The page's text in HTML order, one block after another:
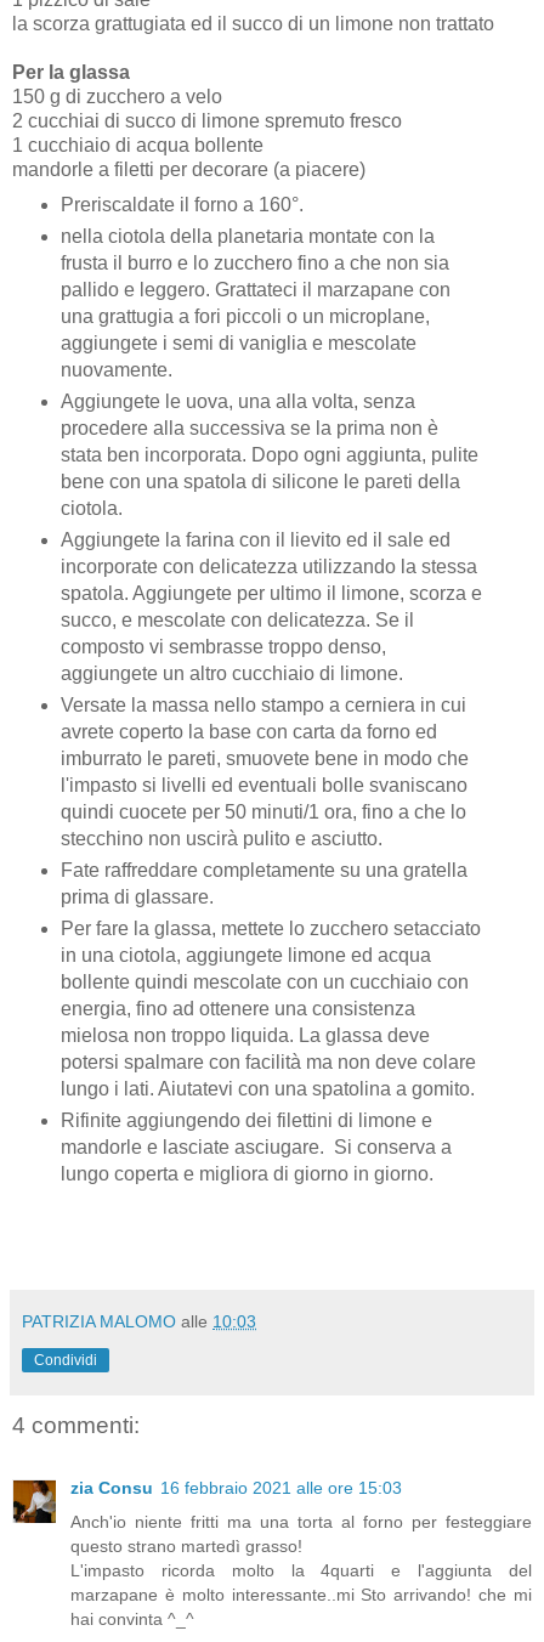
la scorza grattugiata ed il succo di un limone non trattato
Per la glassa
150 g di zucchero a velo
2 cucchiai di succo di limone spremuto fresco
1 cucchiaio di acqua bollente
mandorle a filetti per decorare (a piacere)
Preriscaldate il forno a 160°.
nella ciotola della planetaria montate con la
frusta il burro e lo zucchero fino a che non sia
pallido e leggero. Grattateci il marzapane con
una grattugia a fori piccoli o un microplane,
aggiungete i semi di vaniglia e mescolate
nuovamente.
Aggiungete le uova, una alla volta, senza
procedere alla successiva se la prima non è
stata ben incorporata. Dopo ogni aggiunta, pulite
bene con una spatola di silicone le pareti della
ciotola.
Aggiungete la farina con il lievito ed il sale ed
incorporate con delicatezza utilizzando la stessa
spatola. Aggiungete per ultimo il limone, scorza e
succo, e mescolate con delicatezza. Se il
composto vi sembrasse troppo denso,
aggiungete un altro cucchiaio di limone.
Versate la massa nello stampo a cerniera in cui
avrete coperto la base con carta da forno ed
imburrato le pareti, smuovete bene in modo che
l'impasto si livelli ed eventuali bolle svaniscano
quindi cuocete per 50 minuti/1 ora, fino a che lo
stecchino non uscirà pulito e asciutto.
Fate raffreddare completamente su una gratella
prima di glassare.
Per fare la glassa, mettete lo zucchero setacciato
in una ciotola, aggiungete limone ed acqua
bollente quindi mescolate con un cucchiaio con
energia, fino ad ottenere una consistenza
mielosa non troppo liquida. La glassa deve
potersi spalmare con facilità ma non deve colare
lungo i lati. Aiutatevi con una spatolina a gomito.
Rifinite aggiungendo dei filettini di limone e
mandorle e lasciate asciugare. Si conserva a
lungo coperta e migliora di giorno in giorno.
PATRIZIA MALOMO alle 10:03
Condividi
4 commenti:
zia Consu 16 febbraio 2021 alle ore 15:03
Anch'io niente fritti ma una torta al forno per festeggiare
questo strano martedì grasso!
L'impasto ricorda molto la 4quarti e l'aggiunta del
marzapane è molto interessante..mi Sto arrivando! che mi
hai convinta ^_^